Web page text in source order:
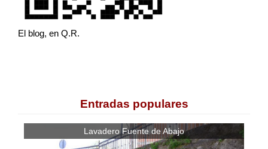
El blog, en Q.R.
Entradas populares
Lavadero Fuente de Abajo